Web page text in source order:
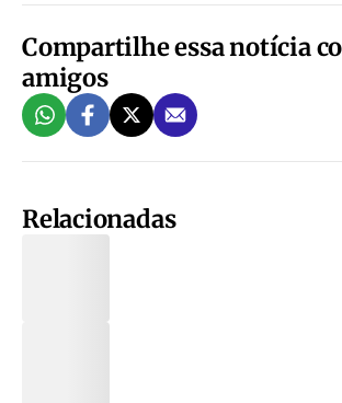
Compartilhe essa notícia
amigos
Relacionadas